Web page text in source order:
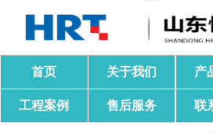
首页 关于我们 产
工程案例 售后服务 联